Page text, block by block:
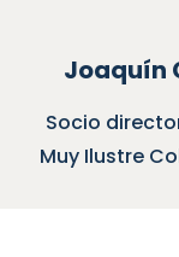
Joaquín
Socio
Muy Ilustre